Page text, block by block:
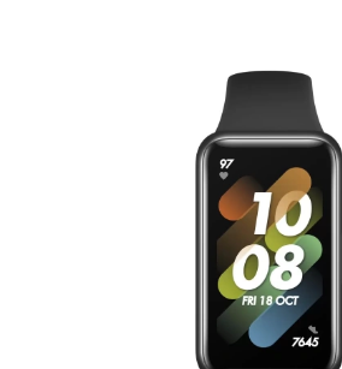
Оплачивайте сегодня только
% картой любого банка
Получайте товар
выбранный способом
Оставшиеся75
% будут